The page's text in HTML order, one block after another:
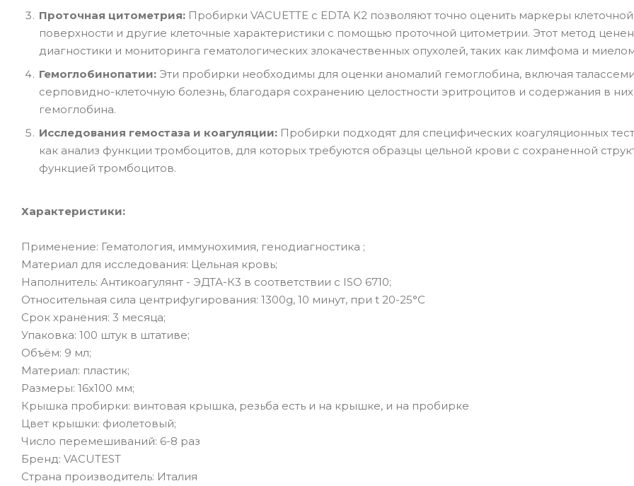
Проточная цитометрия: Пробирки VACUETTE с EDTA K2 позволяют точно оценить маркеры клеточной
поверхности и другие клеточные характеристики с помощью проточной цитометрии. Этот метод
диагностики и мониторинга гематологических злокачественных опухолей, таких как лимфома и
Гемоглобинопатии: Эти пробирки необходимы для оценки аномалий гемоглобина, включая
серповидно-клеточную болезнь, благодаря сохранению целостности эритроцитов и содержания в них
гемоглобина.
Исследования гемостаза и коагуляции: Пробирки подходят для специфических коагуляционных
как анализ функции тромбоцитов, для которых требуются образцы цельной крови с сохраненной
функцией тромбоцитов.
Характеристики:
Применение: Гематология, иммунохимия, генодиагностика ;
Материал для исследования: Цельная кровь;
Наполнитель: Антикоагулянт - ЭДТА-К3 в соответствии с ISO 6710;
Относительная сила центрифугирования: 1300g, 10 минут, при t 20-25°С
Срок хранения: 3 месяца;
Упаковка: 100 штук в штативе;
Объём: 9 мл;
Материал: пластик;
Размеры: 16х100 мм;
Крышка пробирки: винтовая крышка, резьба есть и на крышке, и на пробирке
Цвет крышки: фиолетовый;
Число перемешиваний: 6-8 раз
Бренд: VACUTEST
Страна производитель: Италия